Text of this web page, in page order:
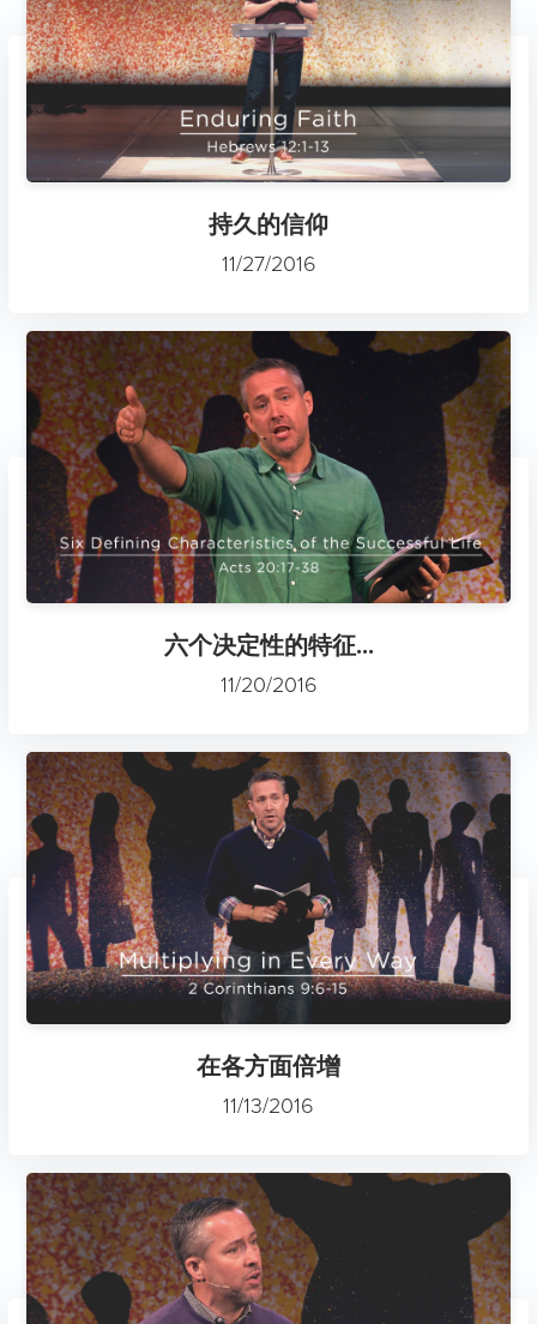
持久的信仰
11/27/2016
六个决定性的特征...
11/20/2016
在各方面倍增
11/13/2016